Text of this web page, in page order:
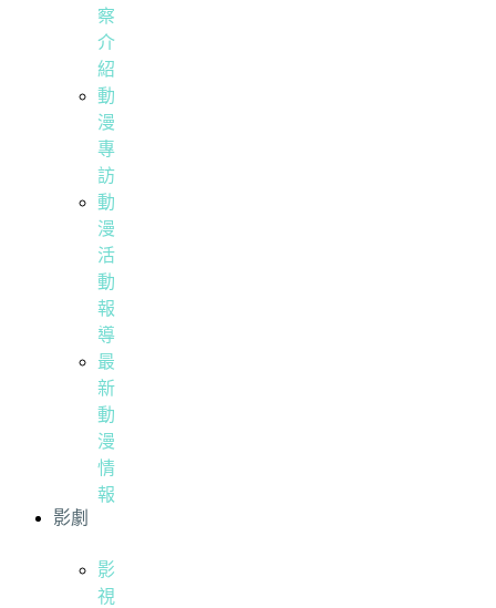
察
介
紹
動
漫
專
訪
動
漫
活
動
報
導
最
新
動
漫
情
報
影劇
影
視